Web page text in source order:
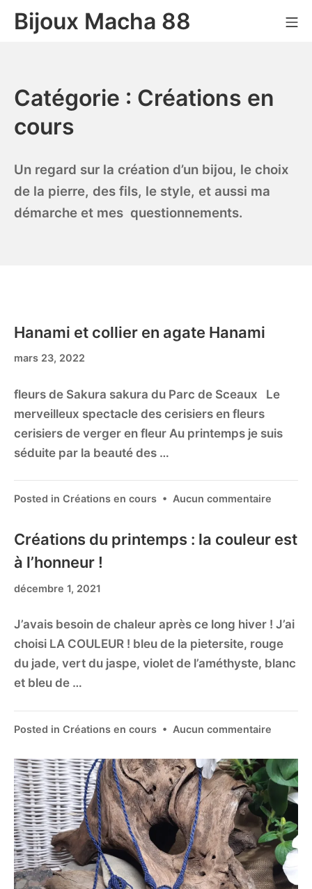
Bijoux Macha 88
Catégorie : Créations en
cours
Un regard sur la création d’un bijou, le choix
de la pierre, des fils, le style, et aussi ma
démarche et mes questionnements.
Hanami et collier en agate Hanami
mars 23, 2022
fleurs de Sakura sakura du Parc de Sceaux Le
merveilleux spectacle des cerisiers en fleurs
cerisiers de verger en fleur Au printemps je suis
séduite par la beauté des …
Posted in Créations en cours • Aucun commentaire
Créations du printemps : la couleur est
à l’honneur !
décembre 1, 2021
J’avais besoin de chaleur après ce long hiver ! J’ai
choisi LA COULEUR ! bleu de la pietersite, rouge
du jade, vert du jaspe, violet de l’améthyste, blanc
et bleu de …
Posted in Créations en cours • Aucun commentaire